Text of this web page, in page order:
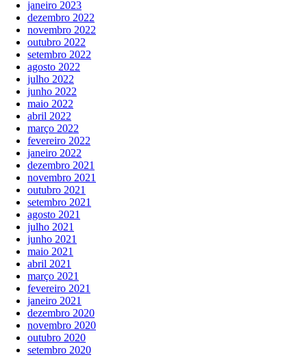
janeiro 2023
dezembro 2022
novembro 2022
outubro 2022
setembro 2022
agosto 2022
julho 2022
junho 2022
maio 2022
abril 2022
março 2022
fevereiro 2022
janeiro 2022
dezembro 2021
novembro 2021
outubro 2021
setembro 2021
agosto 2021
julho 2021
junho 2021
maio 2021
abril 2021
março 2021
fevereiro 2021
janeiro 2021
dezembro 2020
novembro 2020
outubro 2020
setembro 2020